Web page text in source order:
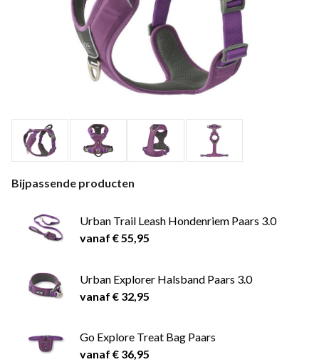
Bijpassende producten
Urban Trail Leash Hondenriem Paars 3.0
vanaf € 55,95
Urban Explorer Halsband Paars 3.0
vanaf € 32,95
Go Explore Treat Bag Paars
vanaf € 36,95